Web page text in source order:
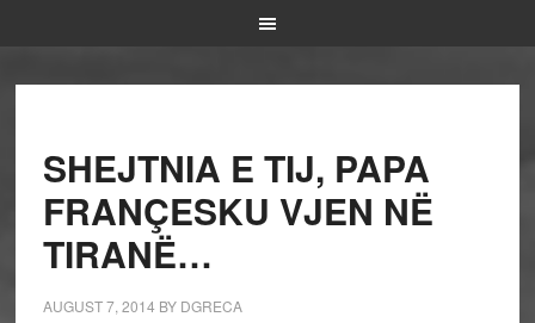
SHEJTNIA E TIJ, PAPA
FRANÇESKU VJEN NË
TIRANË…
AUGUST 7, 2014 BY DGRECA